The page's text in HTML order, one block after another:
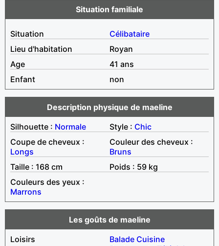
Situation familiale
Situation
Célibataire
Lieu d'habitation
Royan
Age
41 ans
Enfant
non
Description physique de maeline
Silhouette : Normale Style : Chic
Coupe de cheveux :
Longs
Couleur des cheveux :
Bruns
Taille : 168 cm
Poids : 59 kg
Couleurs des yeux :
Marrons
Les goûts de maeline
Loisirs
Balade Cuisine